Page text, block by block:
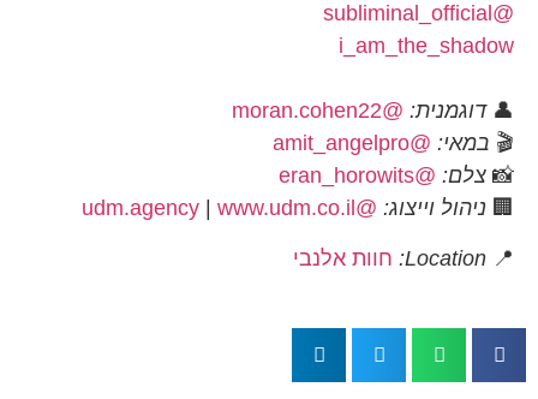
@subliminal_official
i_am_the_shadow
👤דוגמנית: @moran.cohen22
🎬 במאי: @amit_angelpro
📸 צלם: @eran_horowits
🏢 ניהול וייצוג: @udm.agency
www.udm.co.il
📍
Location: חוות אלנבי